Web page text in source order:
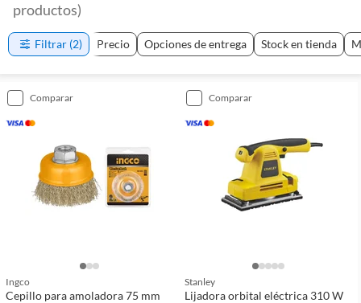
productos)
Filtrar (2) Precio Opciones de entrega Stock en tienda
comparar
Ingco
Cepillo para amoladora 75 mm
comparar
Stanley
Lijadora orbital eléctrica 310 W